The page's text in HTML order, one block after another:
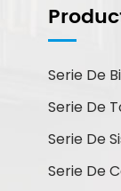
Puede
que le
Serie De
Serie De
Serie De
Serie De